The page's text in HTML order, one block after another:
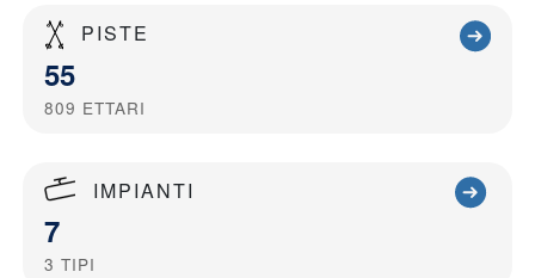
PISTE
55
809 ETTARI
IMPIANTI
7
3 TIPI